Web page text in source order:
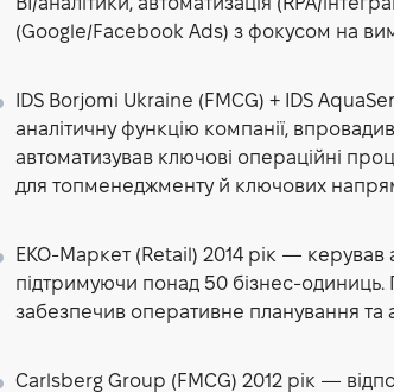
BI/аналітики, автоматизація (RPA/
(Google/Facebook Ads) з фокусом на
IDS Borjomi Ukraine (FMCG) + IDS
аналітичну функцію компанії,
автоматизував ключові операційні
для топменеджменту й ключових
ЕКО-Маркет (Retail) 2014 рік — керував
підтримуючи понад 50 бізнес-одиниць.
забезпечив оперативне планування та
Carlsberg Group (FMCG)2012 рік —